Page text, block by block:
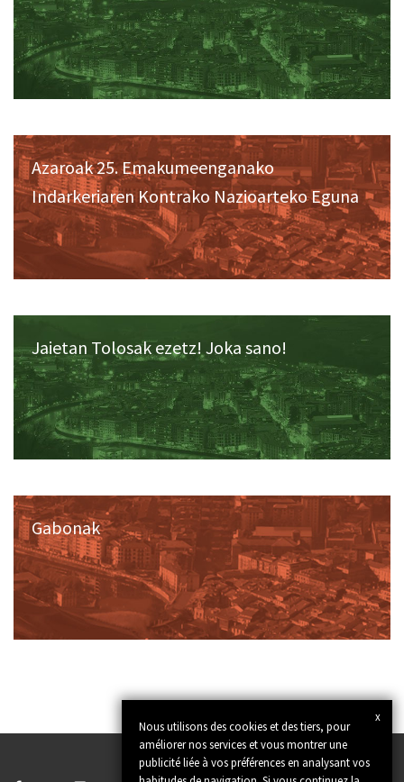
Azaroak 25. Emakumeenganako
Indarkeriaren Kontrako Nazioarteko Eguna
Jaietan Tolosak ezetz! Joka sano!
Gabonak
x
Nous utilisons des cookies et des tiers, pour
améliorer nos services et vous montrer une
publicité liée à vos préférences en analysant vos